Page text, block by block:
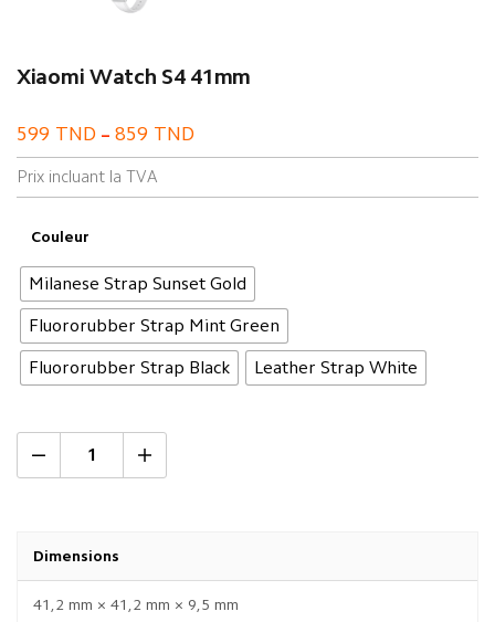
Xiaomi Watch S4 41mm
599 TND – 859 TND
Prix incluant la TVA
Couleur
Milanese Strap Sunset Gold
Fluororubber Strap Mint Green
Fluororubber Strap Black Leather Strap White
Dimensions
41,2 mm × 41,2 mm × 9,5 mm